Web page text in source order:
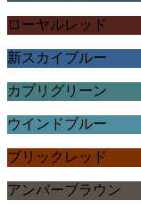
ローヤルレッド
新スカイブルー
カプリグリーン
ウインドブルー
ブリックレッド
アンバーブラウン